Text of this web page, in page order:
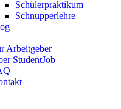
Schülerpraktikum
Schnupperlehre
Arbeitgeber
StudentJob